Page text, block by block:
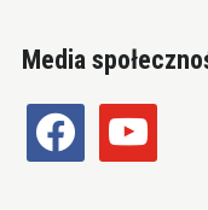
Media
facebook youtube